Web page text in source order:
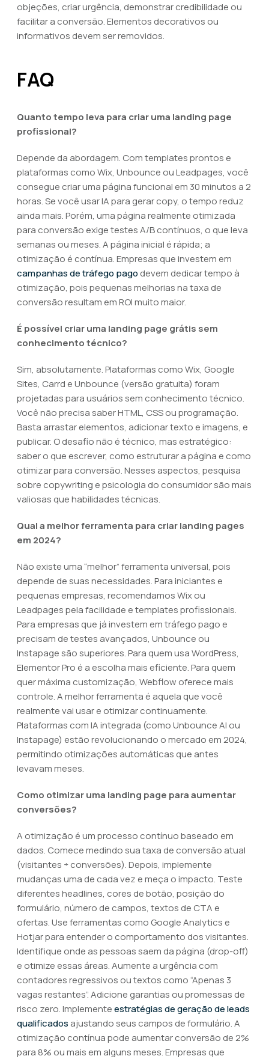
objeções, criar urgência, demonstrar credibilidade ou
facilitar a conversão. Elementos decorativos ou
informativos devem ser removidos.
FAQ
Quanto tempo leva para criar uma landing page
profissional?
Depende da abordagem. Com templates prontos e
plataformas como Wix, Unbounce ou Leadpages, você
consegue criar uma página funcional em 30 minutos a 2
horas. Se você usar IA para gerar copy, o tempo reduz
ainda mais. Porém, uma página realmente otimizada
para conversão exige testes A/B contínuos, o que leva
semanas ou meses. A página inicial é rápida; a
otimização é contínua. Empresas que investem em
campanhas de tráfego pago devem dedicar tempo à
otimização, pois pequenas melhorias na taxa de
conversão resultam em ROI muito maior.
É possível criar uma landing page grátis sem
conhecimento técnico?
Sim, absolutamente. Plataformas como Wix, Google
Sites, Carrd e Unbounce (versão gratuita) foram
projetadas para usuários sem conhecimento técnico.
Você não precisa saber HTML, CSS ou programação.
Basta arrastar elementos, adicionar texto e imagens, e
publicar. O desafio não é técnico, mas estratégico:
saber o que escrever, como estruturar a página e como
otimizar para conversão. Nesses aspectos, pesquisa
sobre copywriting e psicologia do consumidor são mais
valiosas que habilidades técnicas.
Qual a melhor ferramenta para criar landing pages
em 2024?
Não existe uma “melhor” ferramenta universal, pois
depende de suas necessidades. Para iniciantes e
pequenas empresas, recomendamos Wix ou
Leadpages pela facilidade e templates profissionais.
Para empresas que já investem em tráfego pago e
precisam de testes avançados, Unbounce ou
Instapage são superiores. Para quem usa WordPress,
Elementor Pro é a escolha mais eficiente. Para quem
quer máxima customização, Webflow oferece mais
controle. A melhor ferramenta é aquela que você
realmente vai usar e otimizar continuamente.
Plataformas com IA integrada (como Unbounce AI ou
Instapage) estão revolucionando o mercado em 2024,
permitindo otimizações automáticas que antes
levavam meses.
Como otimizar uma landing page para aumentar
conversões?
A otimização é um processo contínuo baseado em
dados. Comece medindo sua taxa de conversão atual
(visitantes ÷ conversões). Depois, implemente
mudanças uma de cada vez e meça o impacto. Teste
diferentes headlines, cores de botão, posição do
formulário, número de campos, textos de CTA e
ofertas. Use ferramentas como Google Analytics e
Hotjar para entender o comportamento dos visitantes.
Identifique onde as pessoas saem da página (drop-off)
e otimize essas áreas. Aumente a urgência com
contadores regressivos ou textos como “Apenas 3
vagas restantes”. Adicione garantias ou promessas de
risco zero. Implementeestratégias de geração de leads
qualificados ajustando seus campos de formulário. A
otimização contínua pode aumentar conversão de 2%
para 8% ou mais em alguns meses. Empresas que